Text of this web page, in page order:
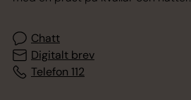
Chatt
Digitalt brev
Telefon 112